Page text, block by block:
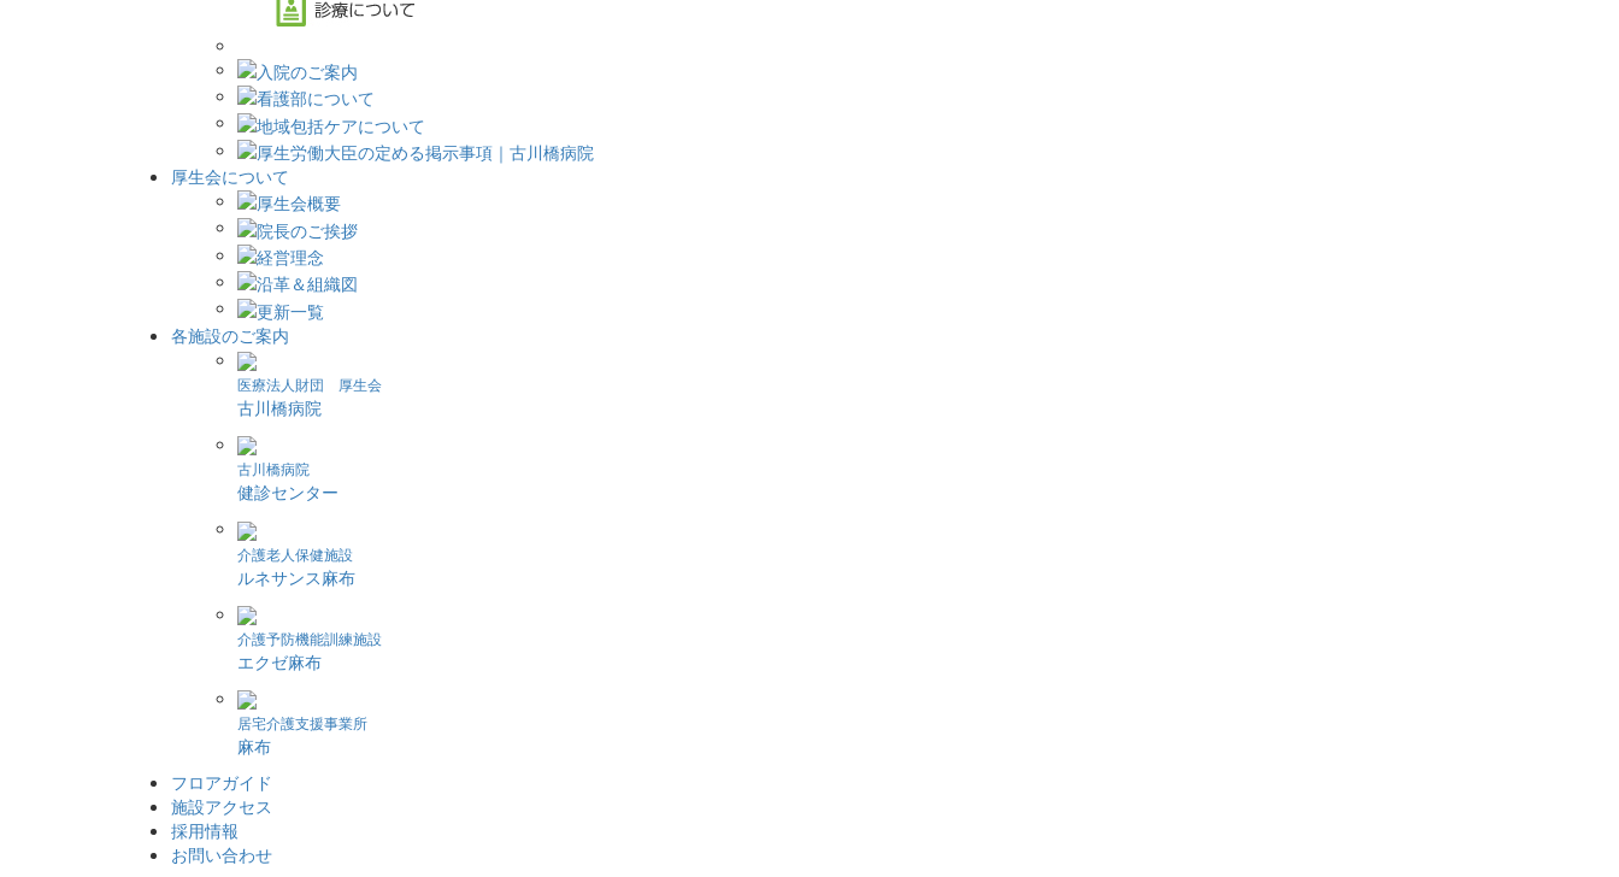
厚生会について
各施設のご案内
医療法人財団 厚生会
古川橋病院
古川橋病院
健診センター
介護老人保健施設
ルネサンス麻布
介護予防機能訓練施設
エクゼ麻布
居宅介護支援事業所
麻布
フロアガイド
施設アクセス
採用情報
お問い合わせ